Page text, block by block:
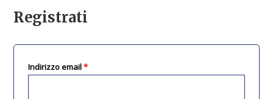
Registrati
Indirizzo email*